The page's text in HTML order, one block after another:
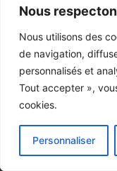
Nous
Nous utilisons des
de navigation,
personnalisés et
Tout accepter »,
cookies.
Personnaliser